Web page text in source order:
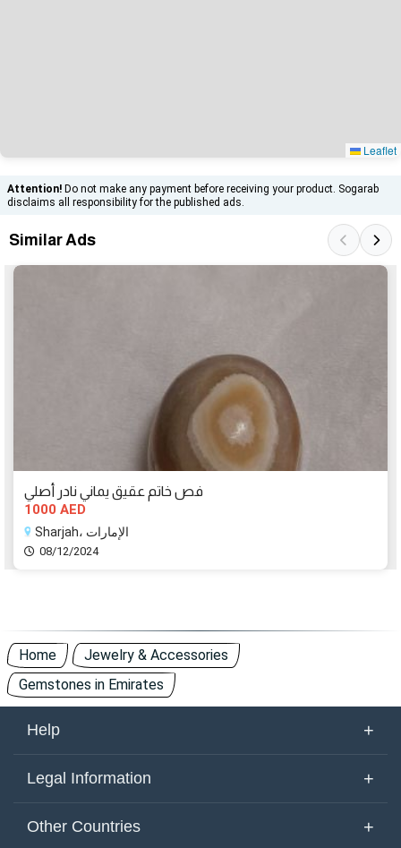
Leaflet
Attention! Do not make any payment before receiving your product. Sogarab
disclaims all responsibility for the published ads.
Similar Ads
فص خاتم عقيق يماني نادر أصلي
1000 AED
Sharjah، الإمارات
08/12/2024
Home
Jewelry & Accessories
Gemstones in Emirates
Help +
About Us
Legal Information +
Terms of Use
Other Countries +